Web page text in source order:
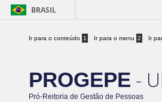
BRASIL
Ir para o conteúdo 1 Ir para o menu 2 Ir
PROGEPE -
Pró-Reitoria de Gestão de Pessoas